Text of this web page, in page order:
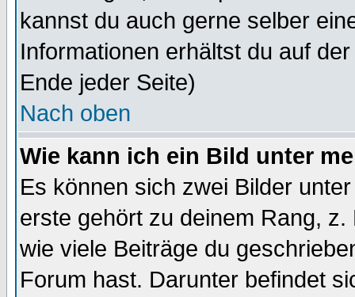
kannst du auch gerne selber
Informationen erhältst du auf
Ende jeder Seite)
Nach oben
Wie kann ich ein Bild unter
Es können sich zwei Bilder
erste gehört zu deinem Rang,
wie viele Beiträge du
Forum hast. Darunter befindet